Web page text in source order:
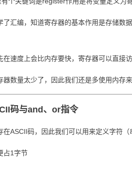
了汇编，知道寄存器的基本作用是存储数
在速度上会比内存要快，寄存器可以直接
器数量太少了，因此我们还是多使用内存
码与and、or指令
在ASCII码，因此我们可以用来定义字符（
占1字节